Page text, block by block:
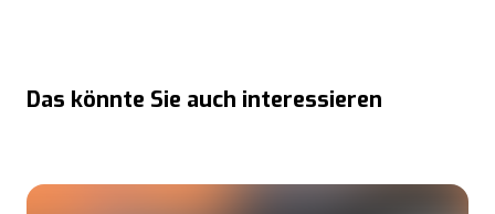
Das könnte Sie auch interessieren